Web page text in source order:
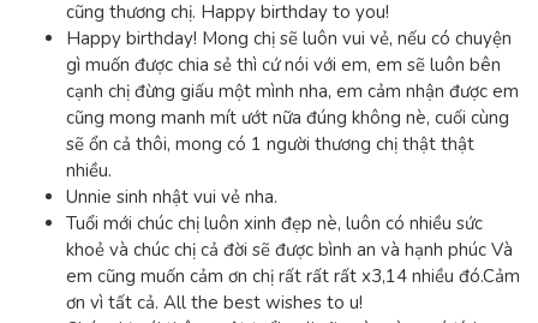
cũng thương chị. Happy birthday to you!
Happy birthday! Mong chị sẽ luôn vui vẻ, nếu có chuyện
gì muốn được chia sẻ thì cứ nói với em, em sẽ luôn bên
cạnh chị đừng giấu một mình nha, em cảm nhận được em
cũng mong manh mít ướt nữa đúng không nè, cuối cùng
sẽ ổn cả thôi, mong có 1 người thương chị thật thật
nhiều.
Unnie sinh nhật vui vẻ nha.
Tuổi mới chúc chị luôn xinh đẹp nè, luôn có nhiều sức
khoẻ và chúc chị cả đời sẽ được bình an và hạnh phúc Và
em cũng muốn cảm ơn chị rất rất rất x3,14 nhiều đó.Cảm
ơn vì tất cả. All the best wishes to u!